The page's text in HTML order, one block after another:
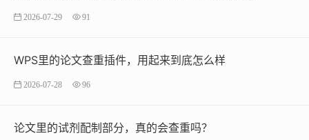
2026-07-29 91
WPS里的论文查重插件，用起来到底怎么样
2026-07-28 96
论文里的试剂配制部分，真的会查重吗？